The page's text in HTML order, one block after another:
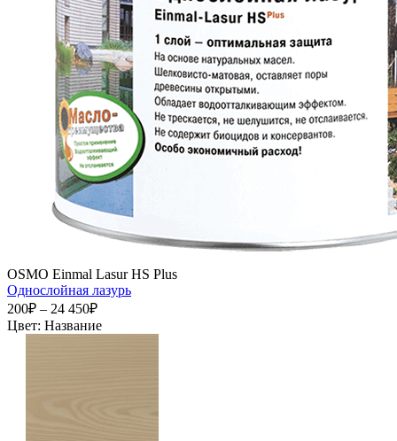
OSMO Einmal Lasur HS Plus
Однослойная лазурь
200₽ – 24 450₽
Цвет: Название